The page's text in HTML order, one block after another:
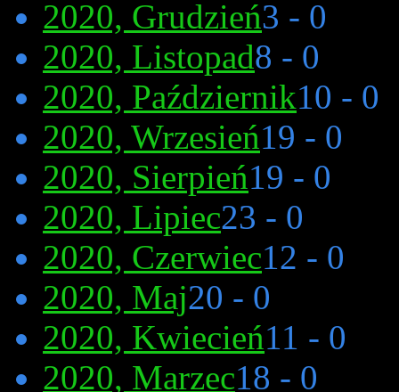
2020, Grudzień3 - 0
2020, Listopad8 - 0
2020, Październik10 - 0
2020, Wrzesień19 - 0
2020, Sierpień19 - 0
2020, Lipiec23 - 0
2020, Czerwiec12 - 0
2020, Maj20 - 0
2020, Kwiecień11 - 0
2020, Marzec18 - 0